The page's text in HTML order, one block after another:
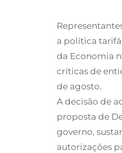
a política
da Economia
críticas de
de agosto.
A decisão de
proposta de
governo,
autorizações